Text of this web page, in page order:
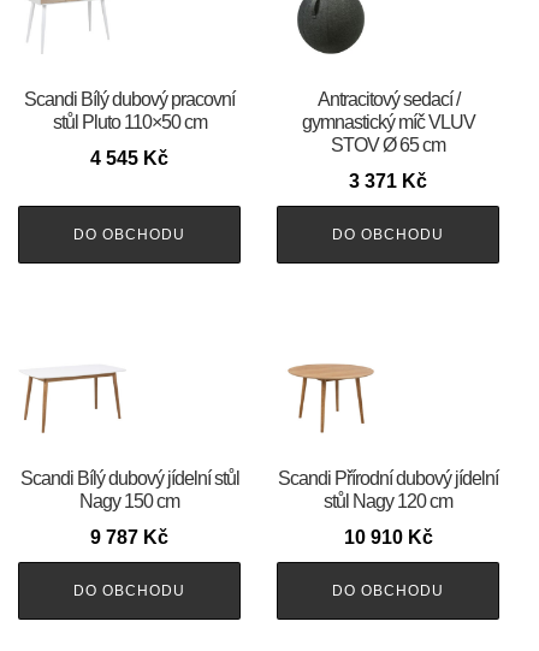
Scandi Bílý dubový pracovní
stůl Pluto 110×50 cm
4 545 Kč
DO OBCHODU
Antracitový sedací /
gymnastický míč VLUV
STOV Ø 65 cm
3 371 Kč
DO OBCHODU
Scandi Bílý dubový jídelní stůl
Nagy 150 cm
9 787 Kč
DO OBCHODU
Scandi Přírodní dubový jídelní
stůl Nagy 120 cm
10 910 Kč
DO OBCHODU